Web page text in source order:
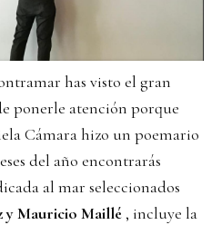
has visto el gran
ponerle atención porque
Cámara hizo un poemario
del año encontrarás
al mar seleccionados
y Mauricio Maillé , incluye la